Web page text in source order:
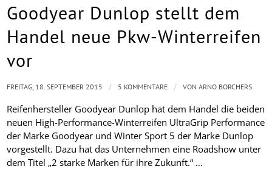
Goodyear Dunlop stellt dem
Handel neue Pkw-Winterreifen
vor
Reifenhersteller Goodyear Dunlop hat dem Handel die beiden
neuen High-Performance-Winterreifen UltraGrip Performance
der Marke Goodyear und Winter Sport 5 der Marke Dunlop
vorgestellt. Dazu hat das Unternehmen eine Roadshow unter
dem Titel „2 starke Marken für ihre Zukunft.“ …
FREITAG, 18. SEPTEMBER 2015 / 5 KOMMENTARE / VONARNO BORCHERS